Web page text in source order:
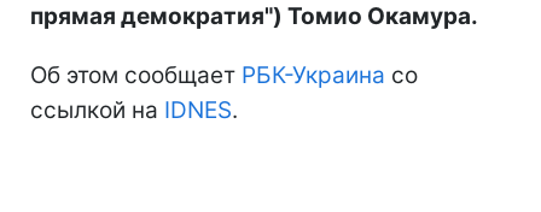
прямая демократия") Томио Окамура.
Об этом сообщает РБК-Украина со
ссылкой на IDNES.